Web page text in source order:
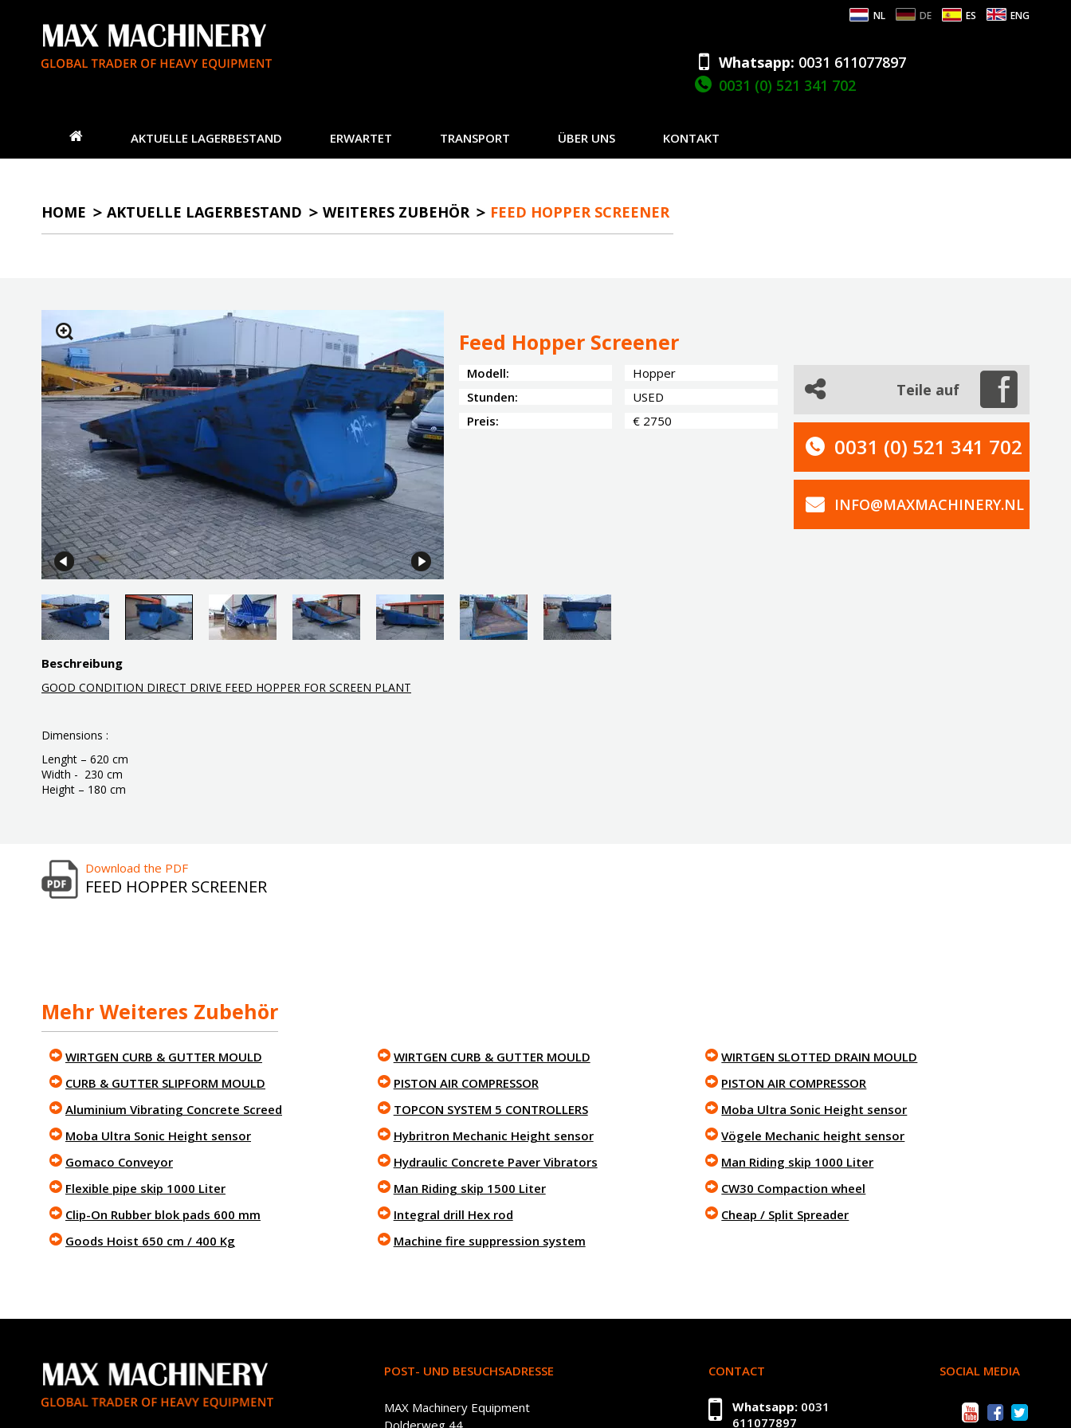
NL DE ES ENG
Whatsapp: 0031 611077897
0031 (0) 521 341 702
AKTUELLE LAGERBESTAND ERWARTET TRANSPORT ÜBER UNS KONTAKT
HOME AKTUELLE LAGERBESTAND WEITERES ZUBEHÖR FEED HOPPER SCREENER
Feed Hopper Screener
Modell:
Hopper
Stunden:
USED
Preis:
€ 2750
Teile auf
0031 (0) 521 341 702
INFO@MAXMACHINERY.NL
Beschreibung
GOOD CONDITION DIRECT DRIVE FEED HOPPER FOR SCREEN PLANT
Dimensions :
Lenght – 620 cm
Width - 230 cm
Height – 180 cm
Download the PDF
FEED HOPPER SCREENER
Mehr Weiteres Zubehör
WIRTGEN CURB & GUTTER MOULD
CURB & GUTTER SLIPFORM MOULD
Aluminium Vibrating Concrete Screed
Moba Ultra Sonic Height sensor
Gomaco Conveyor
Flexible pipe skip 1000 Liter
Clip-On Rubber blok pads 600 mm
Goods Hoist 650 cm / 400 Kg
WIRTGEN CURB & GUTTER MOULD
PISTON AIR COMPRESSOR
TOPCON SYSTEM 5 CONTROLLERS
Hybritron Mechanic Height sensor
Hydraulic Concrete Paver Vibrators
Man Riding skip 1500 Liter
Integral drill Hex rod
Machine fire suppression system
WIRTGEN SLOTTED DRAIN MOULD
PISTON AIR COMPRESSOR
Moba Ultra Sonic Height sensor
Vögele Mechanic height sensor
Man Riding skip 1000 Liter
CW30 Compaction wheel
Cheap / Split Spreader
POST- UND BESUCHSADRESSE
MAX Machinery Equipment
Dolderweg 44
CONTACT
Whatsapp: 0031
611077897
SOCIAL MEDIA